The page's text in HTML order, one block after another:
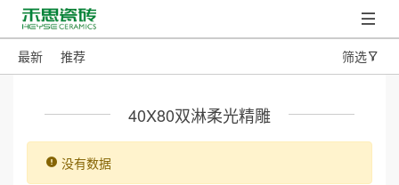
最新 推荐 筛选
40X80双淋柔光精雕
没有数据